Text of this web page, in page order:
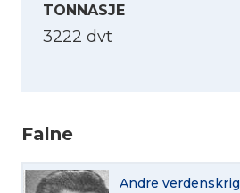
TONNASJE
3222 dvt
Falne
Andre verdenskrig